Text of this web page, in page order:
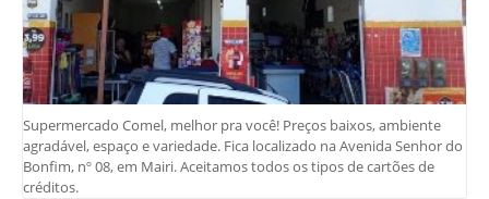
Supermercado Comel, melhor pra você! Preços baixos, ambiente
agradável, espaço e variedade. Fica localizado na Avenida Senhor do
Bonfim, nº 08, em Mairi. Aceitamos todos os tipos de cartões de
créditos.